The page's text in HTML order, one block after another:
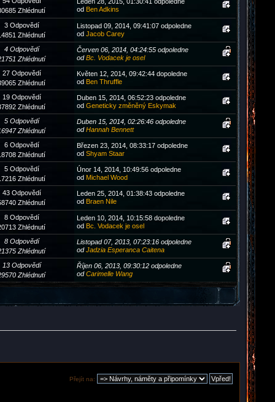
Zhlédnutí
od Ben Adkins
3 Odpovědí
Zhlédnutí
Listopad 09, 2014, 09:41:07 odpoledne
od Jacob Carey
4 Odpovědí
Zhlédnutí
Červen 06, 2014, 04:24:55 odpoledne
odBc. Vodacek je osel
27 Odpovědí
Zhlédnutí
Květen 12, 2014, 09:42:44 dopoledne
od Ben Thruffle
19 Odpovědí
Zhlédnutí
Duben 15, 2014, 06:52:23 odpoledne
od Geneticky změněný Eskymak
5 Odpovědí
Zhlédnutí
Duben 15, 2014, 02:26:46 odpoledne
odHannah Bennett
6 Odpovědí
Zhlédnutí
Březen 23, 2014, 08:33:17 odpoledne
od Shyam Staar
5 Odpovědí
Zhlédnutí
Únor 14, 2014, 10:49:56 odpoledne
od Michael Wood
43 Odpovědí
Zhlédnutí
Leden 25, 2014, 01:38:43 odpoledne
od Braen Nile
8 Odpovědí
Zhlédnutí
Leden 10, 2014, 10:15:58 dopoledne
od Bc. Vodacek je osel
8 Odpovědí
Zhlédnutí
Listopad 07, 2013, 07:23:16 odpoledne
odJadzia Esperanca Caitena
13 Odpovědí
Zhlédnutí
Říjen 06, 2013, 09:30:12 odpoledne
odCarimelle Wang
Přejít na: